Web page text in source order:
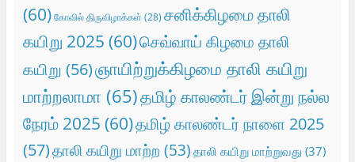
(60) கோவில் திருவிழாக்கள் (28) சனிக்கிழமை தாலி
கயிறு 2025 (60)செவ்வாய் கிழமை தாலி
கயிறு (56)ஞாயிற்றுக்கிழமை தாலி கயிறு
மாற்றலாமா (65)தமிழ் காலண்டர் இன்று நல்ல
நேரம் 2025 (60)தமிழ் காலண்டர் நாளை 2025
(57)தாலி கயிறு மாற்ற (53) தாலி கயிறு மாற்றுவது (37)